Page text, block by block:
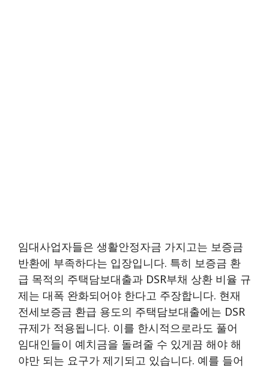
임대사업자들은 생활안정자금 가지고는 보증금
반환에 부족하다는 입장입니다. 특히 보증금 환
급 목적의 주택담보대출과 DSR부채 상환 비율 규
제는 대폭 완화되어야 한다고 주장합니다. 현재
전세보증금 환급 용도의 주택담보대출에는 DSR
규제가 적용됩니다. 이를 한시적으로라도 풀어
임대인들이 예치금을 돌려줄 수 있게끔 해야 해
야만 되는 요구가 제기되고 있습니다. 예를 들어